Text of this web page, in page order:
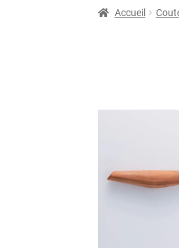
AccueilChroma
Trouver mon
Accueil